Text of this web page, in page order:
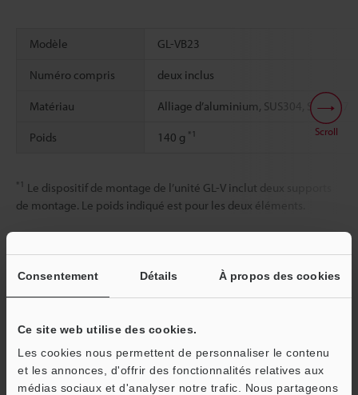
Consentement Détails À propos des cookies
Ce site web utilise des cookies.
Les cookies nous permettent de personnaliser le contenu
et les annonces, d'offrir des fonctionnalités relatives aux
médias sociaux et d'analyser notre trafic. Nous partageons
Modèle GL-VB23
Numéro compris deux inclus
Matériau Alliage d’aluminium, SUS304, SUSXM7
Poids 140 g *1
*1 Le dispositif de montage de l’unité GL-V inclut deux supports
de montage. Le poids indiqué est pour les deux éléments.
Scroll